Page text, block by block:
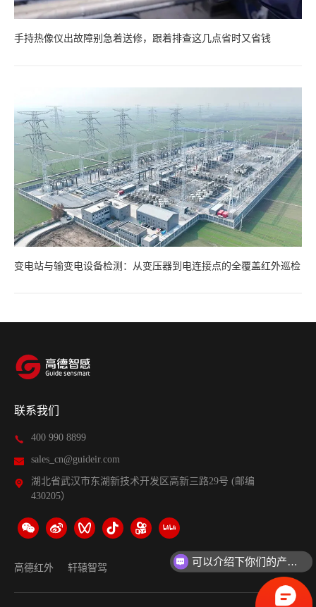
手持热像仪出故障别急着送修，跟着排查这几点省时又省钱
变电站与输变电设备检测：从变压器到电连接点的全覆盖红外巡检
联系我们
400 990 8899
sales_cn@guideir.com
湖北省武汉市东湖新技术开发区高新三路29号 (邮编
430205）
高德红外 轩辕智驾
可以介绍下你们的产品么？